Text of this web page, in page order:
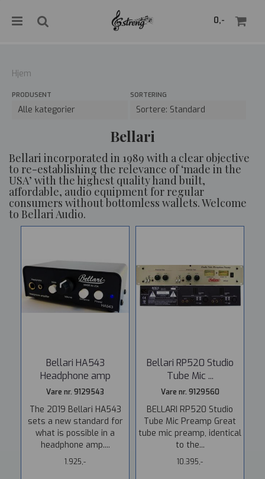
0,-
Hjem
PRODUSENT SORTERING
Bellari
Bellari incorporated in 1989 with a clear objective
to re-establishing the relevance of ‘made in the
USA’ with the highest quality hand built,
affordable, audio equipment for regular
consumers without bottomless wallets. Welcome
to Bellari Audio.
Bellari HA543
Headphone amp
Vare nr. 9129543
The 2019 Bellari HA543
sets a new standard for
what is possible in a
headphone amp....
1.925,-
Bellari RP520 Studio
Tube Mic ...
Vare nr. 9129560
BELLARI RP520 Studio
Tube Mic Preamp Great
tube mic preamp, identical
to the...
10.395,-